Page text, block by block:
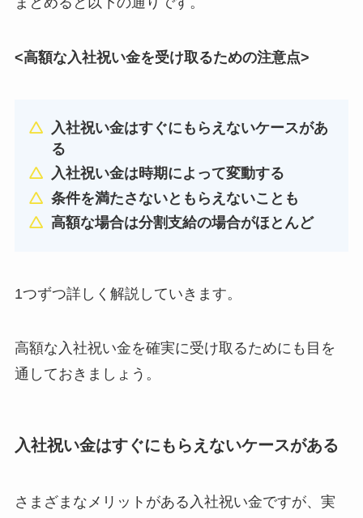
<高額な入社祝い金を受け取るための注意点>
入社祝い金はすぐにもらえないケースがあ
る
入社祝い金は時期によって変動する
条件を満たさないともらえないことも
高額な場合は分割支給の場合がほとんど
1つずつ詳しく解説していきます。
高額な入社祝い金を確実に受け取るためにも目を
通しておきましょう。
入社祝い金はすぐにもらえないケースがある
さまざまなメリットがある入社祝い金ですが、実